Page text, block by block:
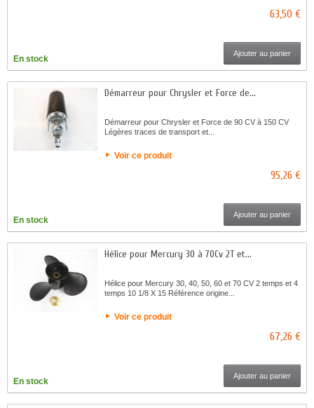
63,50 €
En stock
Ajouter au panier
Démarreur pour Chrysler et Force de...
Démarreur pour Chrysler et Force de 90 CV à 150 CV
Légères traces de transport et...
Voir ce produit
95,26 €
En stock
Ajouter au panier
Hélice pour Mercury 30 à 70Cv 2T et...
Hélice pour Mercury 30, 40, 50, 60 et 70 CV 2 temps et 4
temps 10 1/8 X 15 Référence origine...
Voir ce produit
67,26 €
En stock
Ajouter au panier